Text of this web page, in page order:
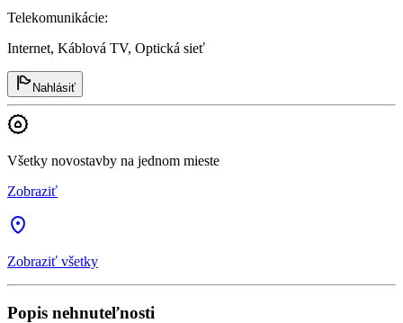
Telekomunikácie:
Internet, Káblová TV, Optická sieť
Nahlásiť
Všetky novostavby na jednom mieste
Zobraziť
Zobraziť všetky
Popis nehnuteľnosti